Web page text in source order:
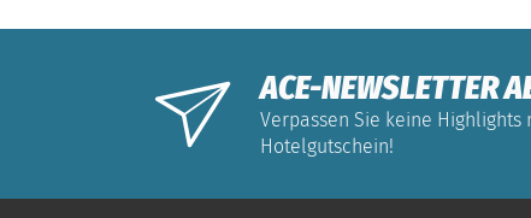
ACE-NEWSLETTER
Verpassen Sie keine
Hotelgutschein!